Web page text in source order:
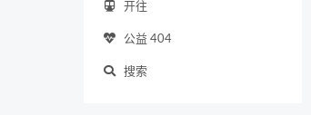
开往
公益 404
搜索